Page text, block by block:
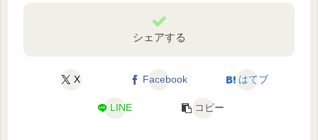
シェアする
X Facebook はてブ
LINE コピー